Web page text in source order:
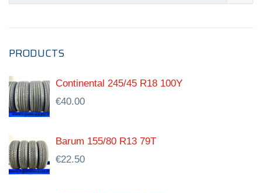
PRODUCTS
Continental 245/45 R18 100Y
€40.00
Barum 155/80 R13 79T
€22.50